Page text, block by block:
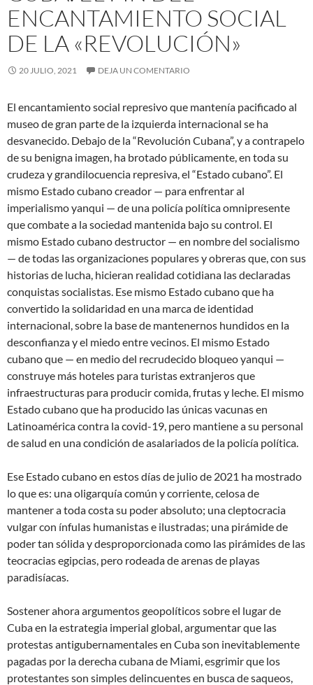
ENCANTAMIENTO SOCIAL
DE LA «REVOLUCIÓN»
20 JULIO, 2021 DEJA UN COMENTARIO
El encantamiento social represivo que mantenía pacificado al
museo de gran parte de la izquierda internacional se ha
desvanecido. Debajo de la “Revolución Cubana”, y a contrapelo
de su benigna imagen, ha brotado públicamente, en toda su
crudeza y grandilocuencia represiva, el “Estado cubano”. El
mismo Estado cubano creador — para enfrentar al
imperialismo yanqui — de una policía política omnipresente
que combate a la sociedad mantenida bajo su control. El
mismo Estado cubano destructor — en nombre del socialismo
— de todas las organizaciones populares y obreras que, con sus
historias de lucha, hicieran realidad cotidiana las declaradas
conquistas socialistas. Ese mismo Estado cubano que ha
convertido la solidaridad en una marca de identidad
internacional, sobre la base de mantenernos hundidos en la
desconfianza y el miedo entre vecinos. El mismo Estado
cubano que — en medio del recrudecido bloqueo yanqui —
construye más hoteles para turistas extranjeros que
infraestructuras para producir comida, frutas y leche. El mismo
Estado cubano que ha producido las únicas vacunas en
Latinoamérica contra la covid-19, pero mantiene a su personal
de salud en una condición de asalariados de la policía política.
Ese Estado cubano en estos días de julio de 2021 ha mostrado
lo que es: una oligarquía común y corriente, celosa de
mantener a toda costa su poder absoluto; una cleptocracia
vulgar con ínfulas humanistas e ilustradas; una pirámide de
poder tan sólida y desproporcionada como las pirámides de las
teocracias egipcias, pero rodeada de arenas de playas
paradisíacas.
Sostener ahora argumentos geopolíticos sobre el lugar de
Cuba en la estrategia imperial global, argumentar que las
protestas antigubernamentales en Cuba son inevitablemente
pagadas por la derecha cubana de Miami, esgrimir que los
protestantes son simples delincuentes en busca de saqueos,